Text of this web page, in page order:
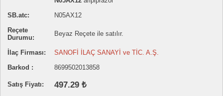
SB.atc:
N05AX12
Reçete
Durumu:
Beyaz Reçete ile satılır.
İlaç Firması:
SANOFİ İLAÇ SANAYİ ve TİC. A.Ş.
Barkod :
8699502013858
Satış Fiyatı: 497.29 ₺